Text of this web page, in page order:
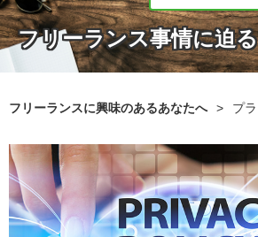
フリーランス事情に迫
フリーランスに興味のあるあなたへ > プ